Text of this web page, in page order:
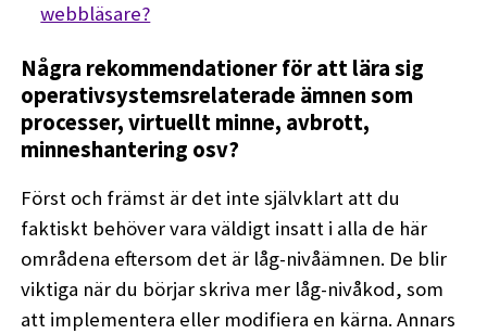
webbläsare?
Några rekommendationer för att lära sig
operativsystemsrelaterade ämnen som
processer, virtuellt minne, avbrott,
minneshantering osv?
Först och främst är det inte självklart att du
faktiskt behöver vara väldigt insatt i alla de här
områdena eftersom det är låg-nivåämnen. De blir
viktiga när du börjar skriva mer låg-nivåkod, som
att implementera eller modifiera en kärna. Annars